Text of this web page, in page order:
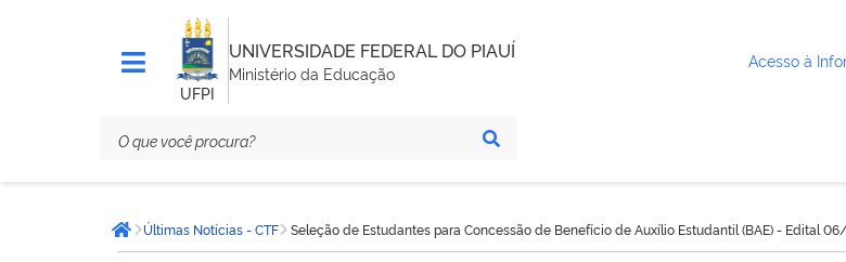
UFPI
UNIVERSIDADE FEDERAL DO PIAUÍ
Ministério da Educação
Acesso à
está
aqui:Página inicial
Últimas Notícias - CTF Seleção de Estudantes para Concessão de Benefício de Auxílio Estudantil (BAE) - Edital